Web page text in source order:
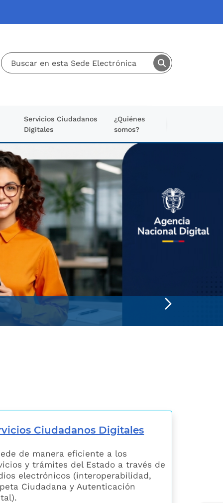
Servicios Ciudadanos
Digitales
¿Quiénes
somos?
Ciudadanos Digitales
de manera eficiente a los
y trámites del Estado a través de
electrónicos (interoperabilidad,
Ciudadana y Autenticación